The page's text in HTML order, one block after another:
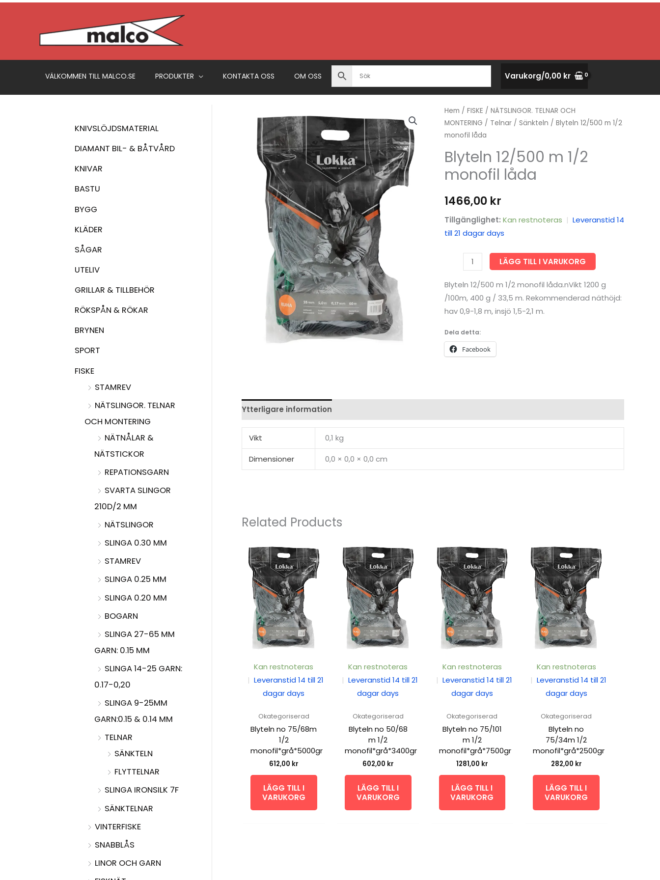
VÄLKOMMEN TILL MALCO.SE PRODUKTER KONTAKTA OSS OM OSS Varukorg/0,00 kr
KNIVSLÖJDSMATERIAL
DIAMANT BIL- & BÅTVÅRD
KNIVAR
BASTU
BYGG
KLÄDER
SÅGAR
UTELIV
GRILLAR & TILLBEHÖR
RÖKSPÅN & RÖKAR
BRYNEN
SPORT
FISKE
STAMREV
NÄTSLINGOR. TELNAR
OCH MONTERING
NÄTNÅLAR &
NÄTSTICKOR
REPATIONSGARN
SVARTA SLINGOR
210D/2 MM
NÄTSLINGOR
SLINGA 0.30 MM
STAMREV
SLINGA 0.25 MM
SLINGA 0.20 MM
BOGARN
SLINGA 27-65 MM
GARN: 0.15 MM
SLINGA 14-25 GARN:
0.17-0,20
SLINGA 9-25MM
GARN:0.15 & 0.14 MM
TELNAR
SÄNKTELN
FLYTTELNAR
SLINGA IRONSILK 7F
SÄNKTELNAR
VINTERFISKE
SNABBLÅS
LINOR OCH GARN
Hem / FISKE / NÄTSLINGOR. TELNAR OCH
MONTERING / Telnar/ Sänkteln / Blyteln 12/500 m 1/2
monofil låda
Blyteln 12/500 m 1/2
monofil låda
1466,00 kr
Tillgänglighet: Kan restnoteras | Leveranstid 14
till 21 dagar days
12/500
m
1/2
monofil
LÄGG TILL I VARUKORG
Blyteln 12/500 m 1/2 monofil låda.nVikt 1200 g
/100m, 400 g / 33,5 m. Rekommenderad näthöjd:
hav 0,9-1,8 m, insjö 1,5-2,1 m.
Dela detta:
Facebook
Ytterligare information
Vikt 0,1 kg
Dimensioner 0,0 × 0,0 × 0,0 cm
Related Products
Kan restnoteras
| Leveranstid 14 till 21
dagar days
Okategoriserad
Blyteln no 75/68m
1/2
monofil*grå*5000gr
612,00 kr
LÄGG TILL I
VARUKORG
Kan restnoteras
| Leveranstid 14 till 21
dagar days
Okategoriserad
Blyteln no 50/68
m 1/2
monofil*grå*3400gr
602,00 kr
LÄGG TILL I
VARUKORG
Kan restnoteras
| Leveranstid 14 till 21
dagar days
Okategoriserad
Blyteln no 75/101
m 1/2
monofil*grå*7500gr
1281,00 kr
LÄGG TILL I
VARUKORG
Kan restnoteras
| Leveranstid 14 till 21
dagar days
Okategoriserad
Blyteln no
75/34m 1/2
monofil*grå*2500gr
282,00 kr
LÄGG TILL I
VARUKORG